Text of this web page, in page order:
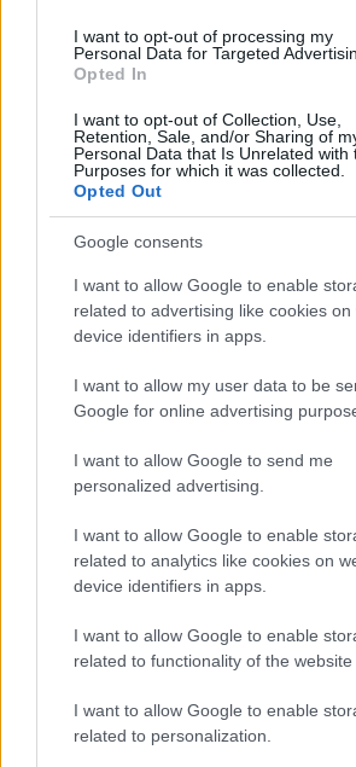
I want to opt-out of processing my
Personal Data for Targeted
Opted In
I want to opt-out of Collection, Use,
Retention, Sale, and/or Sharing of
Personal Data that Is Unrelated with
Purposes for which it was collected.
Opted Out
Google consents
I want to allow Google to enable
related to advertising like cookies on
device identifiers in apps.
I want to allow my user data to be
Google for online advertising
I want to allow Google to send me
personalized advertising.
I want to allow Google to enable
related to analytics like cookies on
device identifiers in apps.
I want to allow Google to enable
related to functionality of the website
I want to allow Google to enable
related to personalization.
Egy fajgyűlölő
főnök? Súlyos vádak
bíróságra a Williams
Évek óta zajlik már egy kellemetlen jogi
csapat &#8222;titkos&#8221; vezetője